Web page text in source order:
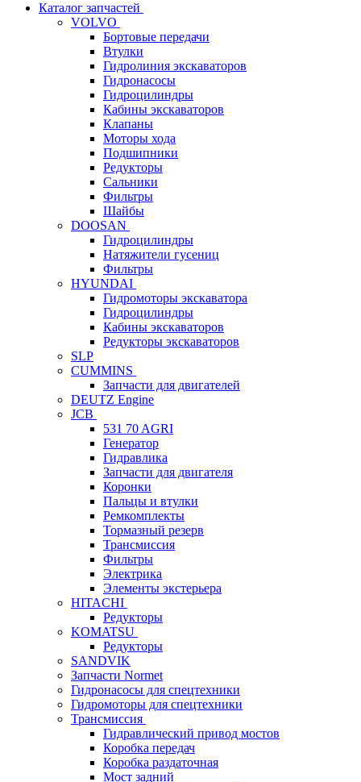
Каталог запчастей
VOLVO
Бортовые передачи
Втулки
Гидролиния экскаваторов
Гидронасосы
Гидроцилиндры
Кабины экскаваторов
Клапаны
Моторы хода
Подшипники
Редукторы
Сальники
Фильтры
Шайбы
DOOSAN
Гидроцилиндры
Натяжители гусениц
Фильтры
HYUNDAI
Гидромоторы экскаватора
Гидроцилиндры
Кабины экскаваторов
Редукторы экскаваторов
SLP
CUMMINS
Запчасти для двигателей
DEUTZ Engine
JCB
531 70 AGRI
Генератор
Гидравлика
Запчасти для двигателя
Коронки
Пальцы и втулки
Ремкомплекты
Тормазный резерв
Трансмиссия
Фильтры
Электрика
Элементы экстерьера
HITACHI
Редукторы
KOMATSU
Редукторы
SANDVIK
Запчасти Normet
Гидронасосы для спецтехники
Гидромоторы для спецтехники
Трансмиссия
Гидравлический привод мостов
Коробка передач
Коробка раздаточная
Мост задний